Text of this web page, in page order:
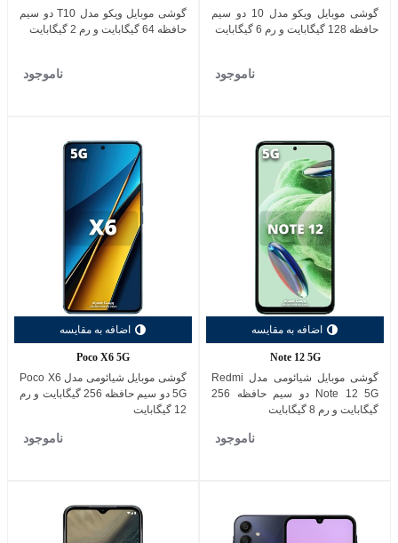
گوشی موبایل ویکو مدل 10 دو سیم
حافظه 128 گیگابایت و رم 6 گیگابایت
ناموجود
گوشی موبایل ویکو مدل T10 دو سیم
حافظه 64 گیگابایت و رم 2 گیگابایت
ناموجود
اضافه به مقایسه
Note 12 5G
گوشی موبایل شیائومی مدل Redmi
Note 12 5G دو سیم حافظه 256
گیگابایت و رم 8 گیگابایت
ناموجود
اضافه به مقایسه
Poco X6 5G
گوشی موبایل شیائومی مدل Poco X6
5G دو سیم حافظه 256 گیگابایت و رم
12 گیگابایت
ناموجود